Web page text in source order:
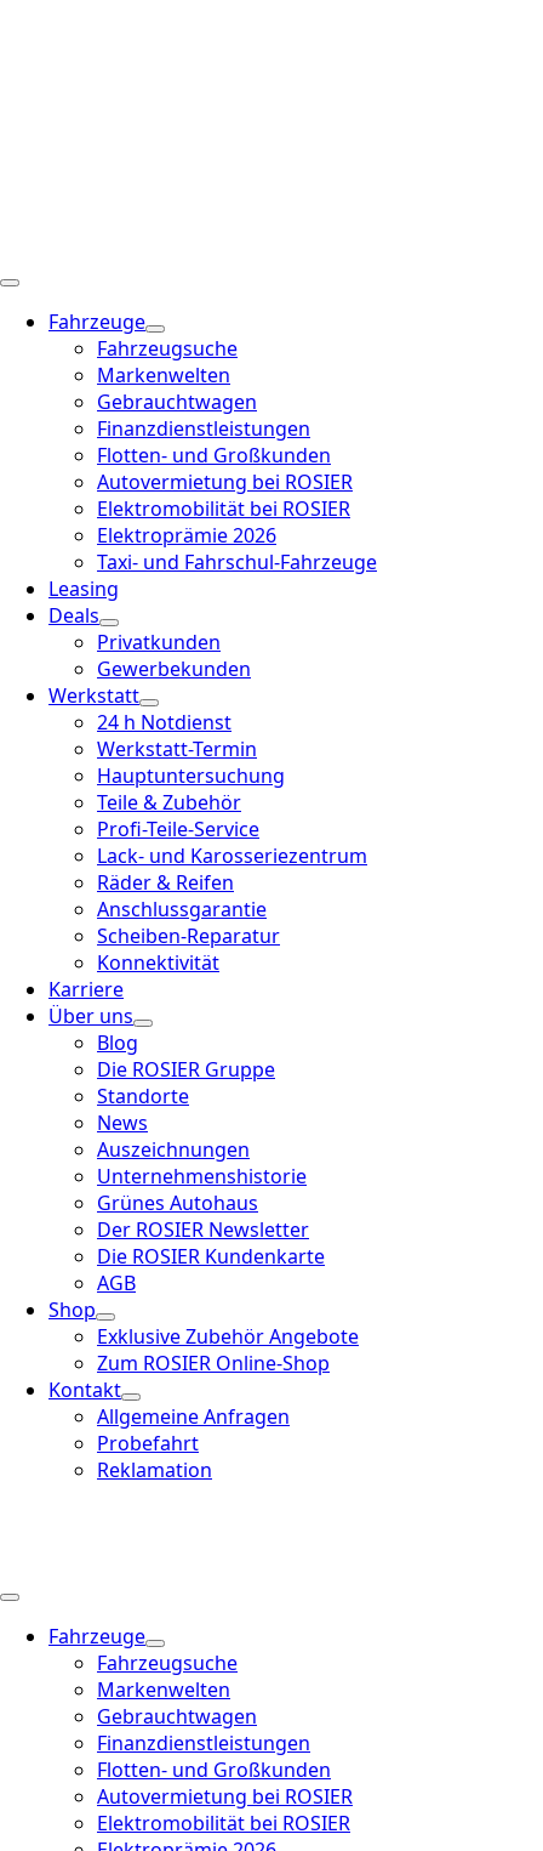
Fahrzeuge
Fahrzeugsuche
Markenwelten
Gebrauchtwagen
Finanzdienstleistungen
Flotten- und Großkunden
Autovermietung bei ROSIER
Elektromobilität bei ROSIER
Elektroprämie 2026
Taxi- und Fahrschul-Fahrzeuge
Leasing
Deals
Privatkunden
Gewerbekunden
Werkstatt
24 h Notdienst
Werkstatt-Termin
Hauptuntersuchung
Teile & Zubehör
Profi-Teile-Service
Lack- und Karosseriezentrum
Räder & Reifen
Anschlussgarantie
Scheiben-Reparatur
Konnektivität
Karriere
Über uns
Blog
Die ROSIER Gruppe
Standorte
News
Auszeichnungen
Unternehmenshistorie
Grünes Autohaus
Der ROSIER Newsletter
Die ROSIER Kundenkarte
AGB
Shop
Exklusive Zubehör Angebote
Zum ROSIER Online-Shop
Kontakt
Allgemeine Anfragen
Probefahrt
Reklamation
Fahrzeuge
Fahrzeugsuche
Markenwelten
Gebrauchtwagen
Finanzdienstleistungen
Flotten- und Großkunden
Autovermietung bei ROSIER
Elektromobilität bei ROSIER